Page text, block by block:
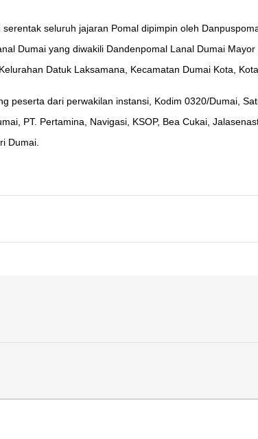
seluruh jajaran Pomal dipimpin oleh
Dumai yang diwakili Dandenpomal Lanal Dumai
Datuk Laksamana, Kecamatan Dumai Kota,
peserta dari perwakilan instansi, Kodim 0320/Dumai,
PT. Pertamina, Navigasi, KSOP, Bea Cukai,
Dumai.